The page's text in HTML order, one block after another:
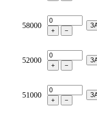
58000
+ −
52000
+ −
51000
+ −